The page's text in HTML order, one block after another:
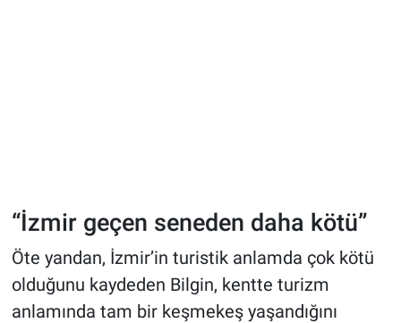
“İzmir geçen seneden daha kötü”
Öte yandan, İzmir’in turistik anlamda çok kötü
olduğunu kaydeden Bilgin, kentte turizm
anlamında tam bir keşmekeş yaşandığını